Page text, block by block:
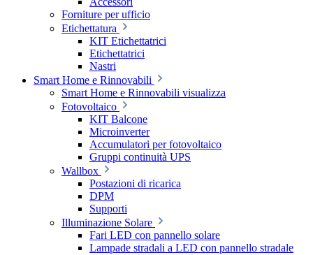
Forniture per ufficio
Etichettatura
KIT Etichettatrici
Etichettatrici
Nastri
Smart Home e Rinnovabili
Smart Home e Rinnovabili visualizza
Fotovoltaico
KIT Balcone
Microinverter
Accumulatori per fotovoltaico
Gruppi continuità UPS
Wallbox
Postazioni di ricarica
DPM
Supporti
Illuminazione Solare
Fari LED con pannello solare
Lampade stradali a LED con pannello stradale